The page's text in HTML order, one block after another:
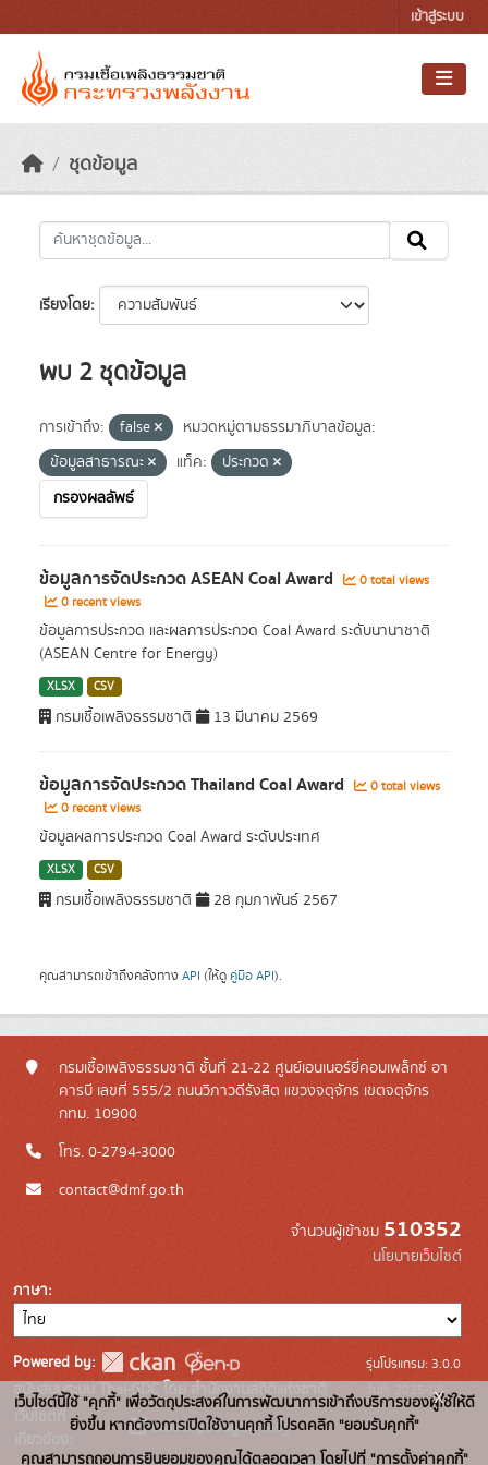
เข้าสู่ระบบ
ชุดข้อมูล
เรียงโดย
พบ 2 ชุดข้อมูล
การเข้าถึง: false
หมวดหมู่ตามธรรมาภิบาลข้อมูล:
ข้อมูลสาธารณะ
แท็ค:
ประกวด
กรองผลลัพธ์
ข้อมูลการจัดประกวด ASEAN Coal Award
0 total views
0 recent views
ข้อมูลการประกวด และผลการประกวด Coal Award ระดับนานาชาติ
(ASEAN Centre for Energy)
XLSX CSV
กรมเชื้อเพลิงธรรมชาติ 13 มีนาคม 2569
ข้อมูลการจัดประกวด Thailand Coal Award
0 total views
0 recent views
ข้อมูลผลการประกวด Coal Award ระดับประเทศ
XLSX CSV
กรมเชื้อเพลิงธรรมชาติ 28 กุมภาพันธ์ 2567
คุณสามารถเข้าถึงคลังทาง API (ให้ดู คู่มือ API).
กรมเชื้อเพลิงธรรมชาติ ชั้นที่ 21-22 ศูนย์เอนเนอร์ยี่คอมเพล็กซ์ อา
คารบี เลขที่ 555/2 ถนนวิภาวดีรังสิต แขวงจตุจักร เขตจตุจักร
กทม. 10900
โทร. 0-2794-3000
contact@dmf.go.th
จำนวนผู้เข้าชม 510352
นโยบายเว็บไซต์
ภาษา
Powered by:
สนับสนุนระบบ Thai-GDC โดย สำนักงานสถิติแห่งชาติ
ระบบบัญชีข้อมูลภาครัฐ
รุ่นโปรแกรม: 3.0.0
วันที่: 2025-06-
10
เว็บไซต์นี้ใช้ "คุกกี้" เพื่อวัตถุประสงค์ในการพัฒนาการเข้าถึงบริการของผู้ใช้ให้ดี
ยิ่งขึ้น หากต้องการเปิดใช้งานคุกกี้ โปรดคลิก "ยอมรับคุกกี้"
คุณสามารถถอนการยินยอมของคุณได้ตลอดเวลา โดยไปที่ "การตั้งค่าคุกกี้"
x